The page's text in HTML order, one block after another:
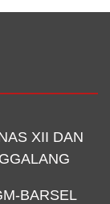
XII DAN
BARSEL